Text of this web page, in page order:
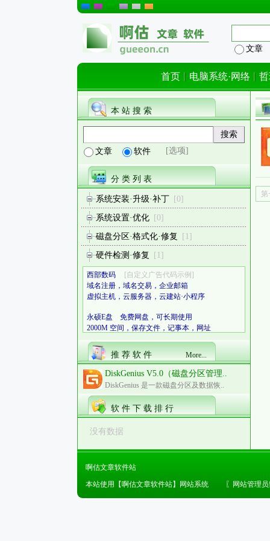
文章
首页 电脑系统·网络 哲
本 站 搜 索
文章 软件 [选项]
分 类 列 表
系统安装·升级·补丁 [0]
系统设置·优化 [0]
磁盘分区·格式化·修复 [1]
硬件检测·修复 [1]
西部数码
[自定义广告代码示例]
域名注册，域名交易，企业邮箱
虚拟主机，云服务器，云建站·小程序
永硕E盘 免费网盘，可长期使用
2000M 空间，保存文件，记事本，网址
推 荐 软 件 More...
DiskGenius V5.0（磁盘分区管理..
DiskGenius 是一款磁盘分区及数据恢..
软 件 下 载 排 行
没有数据
第
啊估文章软件站
本站使用【啊估文章软件站】网站系统
〖 网站管理